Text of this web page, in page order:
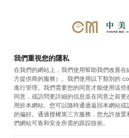
Chrono/Black Bay Chrono
我們重視您的隱私
在我們的網站上，我們使用幫助我們改善
方提供商的服務）。我們使用以下類別的
進行管理。我們需要您的同意才能使用這
同意，或訪問更詳細的信息並在同意之前
用於本網站。您可以隨時通過返回本網站
的偏好。通過授權第三方服務，您允許放
們網站可靠和安全所需的跟踪技術。